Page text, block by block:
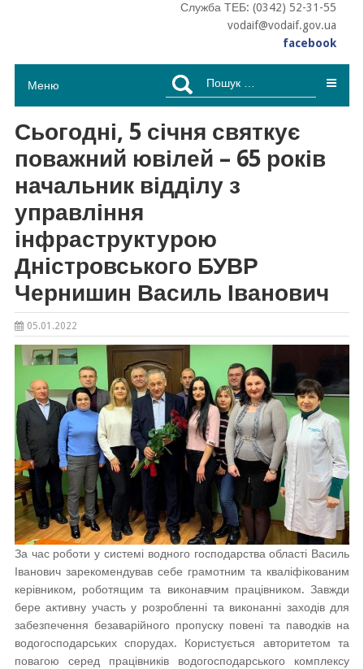
Служба ТЕБ: (0342) 52-31-55
vodaif@vodaif.gov.ua
facebook
Меню
Пошук:
Сьогодні, 5 січня святкує
поважний ювілей – 65 років
начальник відділу з
управління
інфраструктурою
Дністровського БУВР
Чернишин Василь Іванович
05.01.2022
За час роботи у системі водного господарства області Василь
Іванович зарекомендував себе грамотним та кваліфікованим
керівником, роботящим та виконавчим працівником. Завжди
бере активну участь у розробленні та виконанні заходів для
забезпечення безаварійного пропуску повені та паводків на
водогосподарських спорудах. Користується авторитетом та
повагою серед працівників водогосподарського комплексу